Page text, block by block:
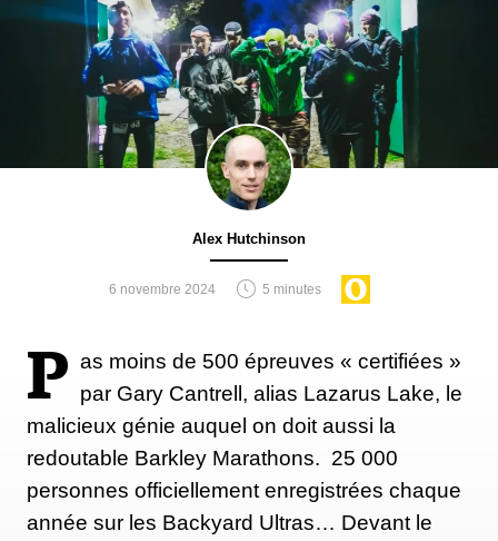
Alex Hutchinson
6 novembre 2024 5 minutes
P as moins de 500 épreuves « certifiées »
par Gary Cantrell, alias Lazarus Lake, le
malicieux génie auquel on doit aussi la
redoutable Barkley Marathons. 25 000
personnes officiellement enregistrées chaque
année sur les Backyard Ultras… Devant le